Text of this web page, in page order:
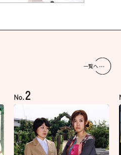
一覧へ
No.2